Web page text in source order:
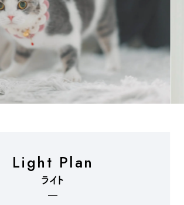
Light Plan
ライト